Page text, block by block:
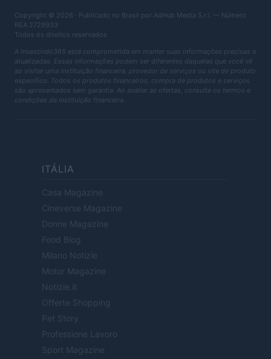
Copyright © 2026 · Publicado no Brasil por AdHub Media S.r.l. — Número
REA 2729933
Todos os direitos reservados
A Investindo365 está comprometida em manter suas informações precisas e
atualizadas. Essas informações podem ser diferentes daquelas que você vê
ao visitar uma instituição financeira, provedor de serviços ou site de produto
específico. Todos os produtos financeiros, compra de produtos e serviços
são apresentados sem garantia. Ao avaliar as ofertas, consulte os termos e
condições da instituição financeira.
ITÁLIA
Casa Magazine
Cineverse Magazine
Donne Magazine
Food Blog
Milano Notizie
Motor Magazine
Notizie.it
Offerte Shopping
Pet Story
Professione Lavoro
Sport Magazine